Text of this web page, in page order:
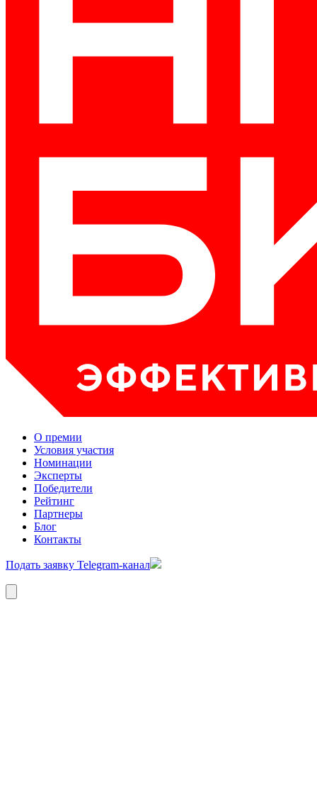
О премии
Условия участия
Номинации
Эксперты
Победители
Рейтинг
Партнеры
Блог
Контакты
Подать заявку Telegram-канал